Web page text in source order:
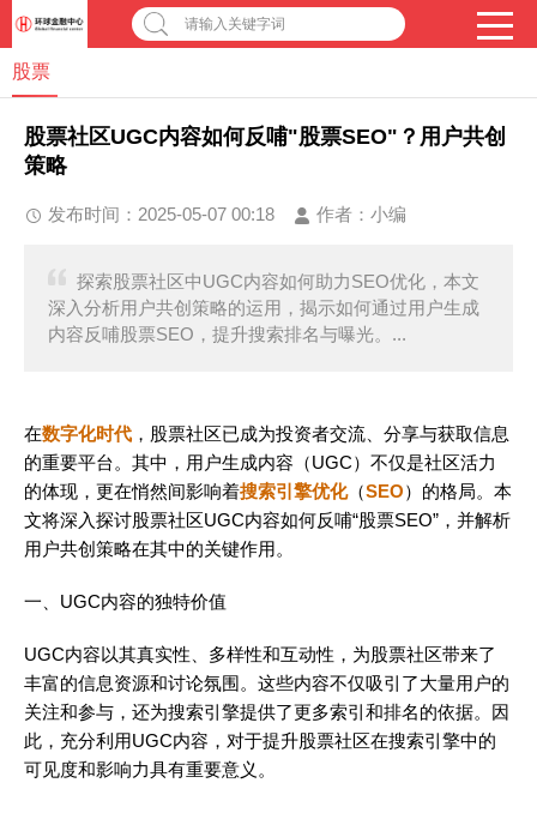
请输入关键字词
股票
股票社区UGC内容如何反哺"股票SEO"？用户共创
策略
发布时间：2025-05-07 00:18 作者： 小编
探索股票社区中UGC内容如何助力SEO优化，本文
深入分析用户共创策略的运用，揭示如何通过用户生成
内容反哺股票SEO，提升搜索排名与曝光。...
在数字化时代 ，股票社区已成为投资者交流、分享与获取信息
的重要平台。其中，用户生成内容（UGC）不仅是社区活力
的体现，更在悄然间影响着搜索引擎优化（SEO）的格局。本
文将深入探讨股票社区UGC内容如何反哺“股票SEO”，并解析
用户共创策略在其中的关键作用。
一、UGC内容的独特价值
UGC内容以其真实性、多样性和互动性，为股票社区带来了
丰富的信息资源和讨论氛围。这些内容不仅吸引了大量用户的
关注和参与，还为搜索引擎提供了更多索引和排名的依据。因
此，充分利用UGC内容，对于提升股票社区在搜索引擎中的
可见度和影响力具有重要意义。